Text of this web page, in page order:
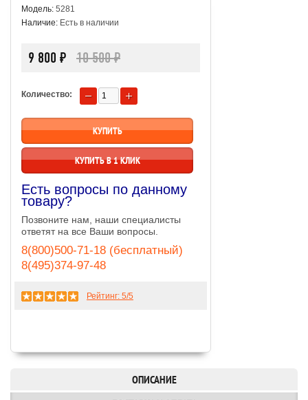
Модель: 5281
Наличие: Есть в наличии
9 800 ₽ 10 500 ₽
Количество:
КУПИТЬ В 1 КЛИК
Есть вопросы по данному
товару?
Позвоните нам, наши специалисты
ответят на все Ваши вопросы.
8(800)500-71-18 (бесплатный)
8(495)374-97-48
Рейтинг: 5/5
ОПИСАНИЕ